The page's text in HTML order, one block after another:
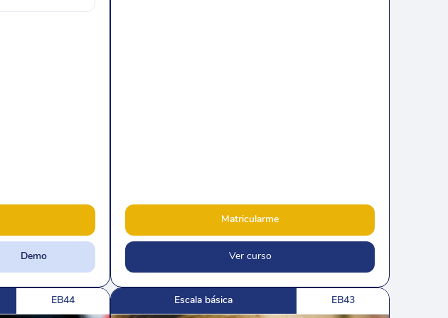
Demo
Matricularme
Ver curso
EB44 Escala básica EB43